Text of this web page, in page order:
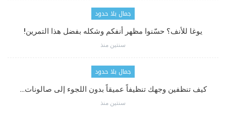
جمال بلا حدود
يوغا للأنف؟ حسّنوا مظهر أنفكم وشكله بفضل هذا التمرين!
سنتين منذ
جمال بلا حدود
كيف تنظفين وجهك تنظيفاً عميقاً بدون اللجوء إلى صالونات…
سنتين منذ